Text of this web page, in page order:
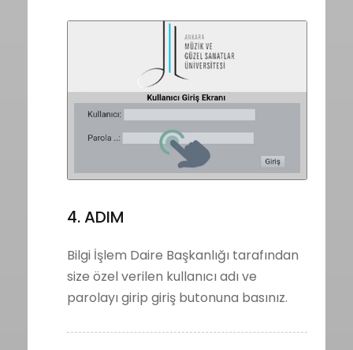
4. ADIM
Bilgi İşlem Daire Başkanlığı tarafından
size özel verilen kullanıcı adı ve
parolayı girip giriş butonuna basınız.